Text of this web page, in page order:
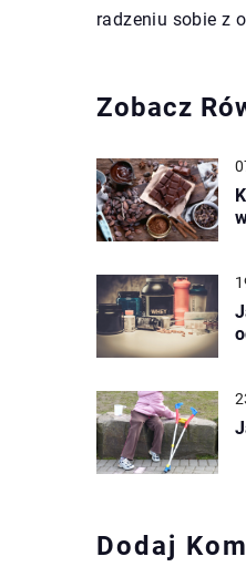
radzeniu sobie z
Zobacz
Dodaj